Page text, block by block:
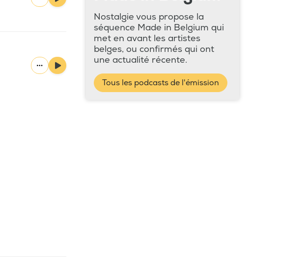
Nostalgie vous propose la
séquence Made in Belgium qui
met en avant les artistes
belges, ou confirmés qui ont
une actualité récente.
Tous les podcasts de l'émission